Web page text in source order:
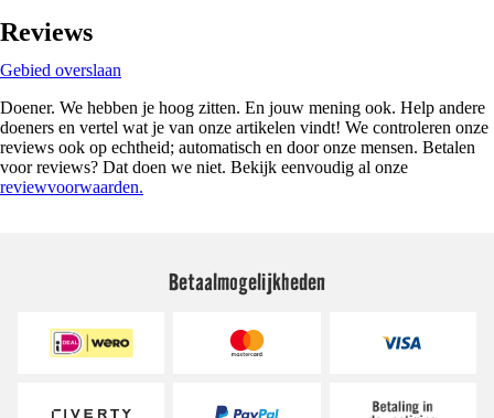
Reviews
Gebied overslaan
Doener. We hebben je hoog zitten. En jouw mening ook. Help andere
doeners en vertel wat je van onze artikelen vindt! We controleren onze
reviews ook op echtheid; automatisch en door onze mensen. Betalen
voor reviews? Dat doen we niet. Bekijk eenvoudig al onze
reviewvoorwaarden.
Betaalmogelijkheden